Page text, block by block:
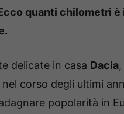
quanti chilometri è
delicate in casa Dacia
corso degli ultimi
popolarità in